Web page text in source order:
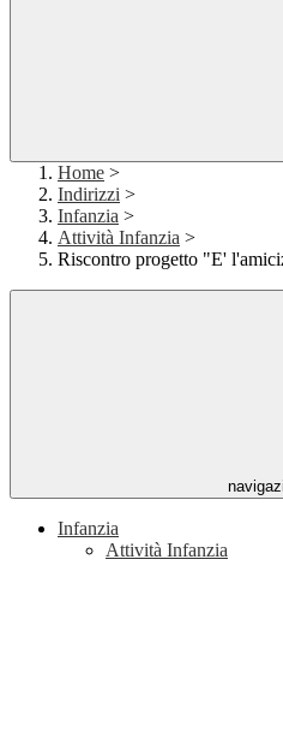
Home >
Indirizzi >
Infanzia >
Attività Infanzia >
Riscontro progetto "E'
Infanzia
Attività Infanzia